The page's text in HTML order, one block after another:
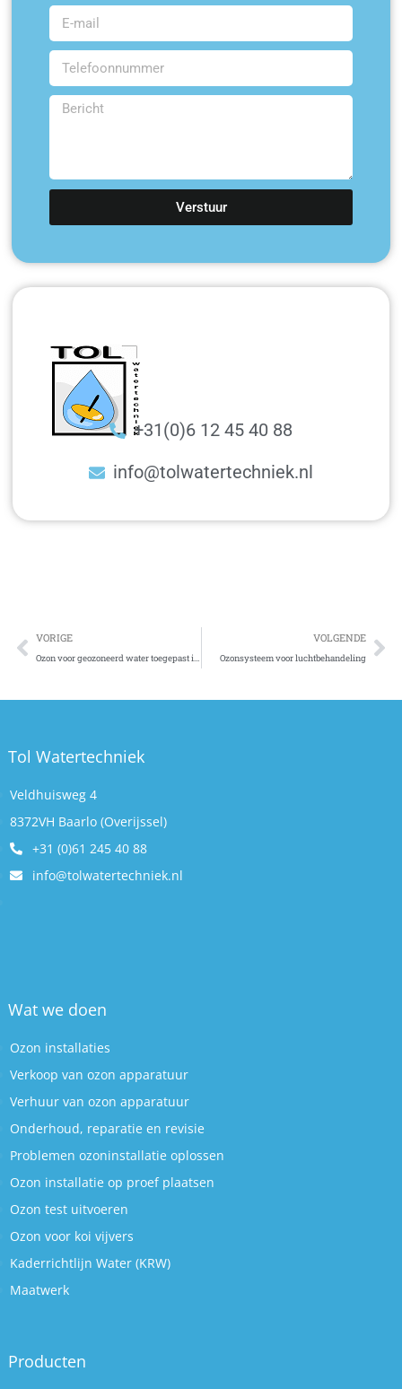
Verstuur
+31(0)6 12 45 40 88
info@tolwatertechniek.nl
VORIGE
Ozon voor geozoneerd water toegepast in voedselindustrie
VOLGENDE
Ozonsysteem voor luchtbehandeling
Tol Watertechniek
Veldhuisweg 4
8372VH Baarlo (Overijssel)
+31 (0)61 245 40 88
info@tolwatertechniek.nl
Wat we doen
Ozon installaties
Verkoop van ozon apparatuur
Verhuur van ozon apparatuur
Onderhoud, reparatie en revisie
Problemen ozoninstallatie oplossen
Ozon installatie op proef plaatsen
Ozon test uitvoeren
Ozon voor koi vijvers
Kaderrichtlijn Water (KRW)
Maatwerk
Producten